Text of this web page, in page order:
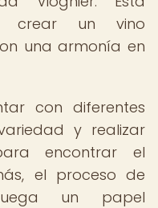
crear un vino
una armonía en
con diferentes
y realizar
encontrar el
el proceso de
un papel